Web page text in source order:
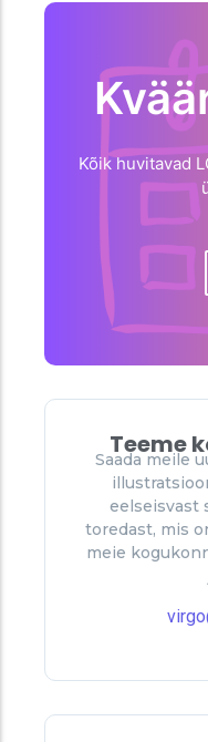
Kõik huvitavad
Teeme
Saada meile
eelseisvast
toredast, mis
meie